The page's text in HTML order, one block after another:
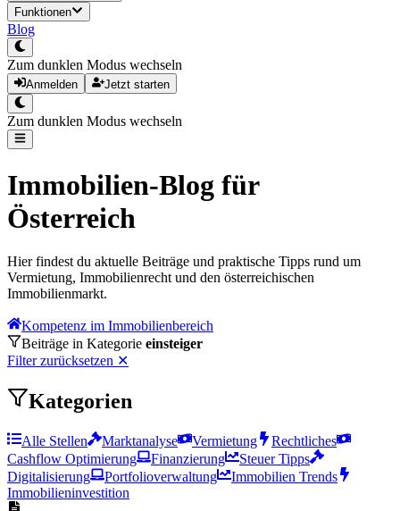
Funktionen
Blog
Zum dunklen Modus wechseln
Anmelden Jetzt starten
Zum dunklen Modus wechseln
Immobilien-Blog für
Österreich
Hier findest du aktuelle Beiträge und praktische Tipps rund um
Vermietung, Immobilienrecht und den österreichischen
Immobilienmarkt.
Kompetenz im Immobilienbereich
Beiträge in Kategorie einsteiger
Filter zurücksetzen ✕
Kategorien
Alle Stellen Marktanalyse Vermietung
Rechtliches
Cashflow Optimierung
Finanzierung
Steuer Tipps
Digitalisierung
Portfolioverwaltung
Immobilien Trends
Immobilieninvestition